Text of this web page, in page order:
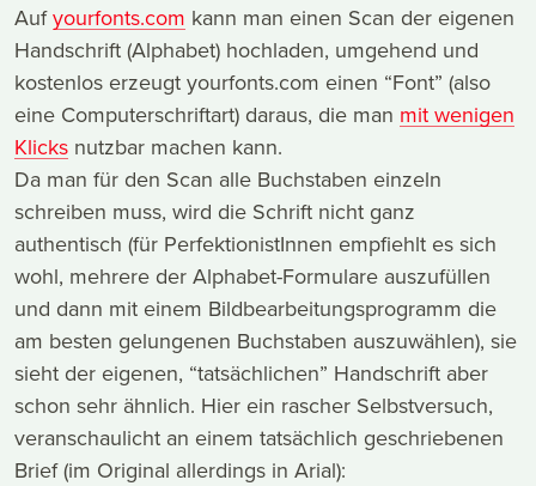
Aufyourfonts.com kann man einen Scan der eigenen
Handschrift (Alphabet) hochladen, umgehend und
kostenlos erzeugt yourfonts.com einen “Font” (also
eine Computerschriftart) daraus, die man mit wenigen
Klicks nutzbar machen kann.
Da man für den Scan alle Buchstaben einzeln
schreiben muss, wird die Schrift nicht ganz
authentisch (für PerfektionistInnen empfiehlt es sich
wohl, mehrere der Alphabet-Formulare auszufüllen
und dann mit einem Bildbearbeitungsprogramm die
am besten gelungenen Buchstaben auszuwählen), sie
sieht der eigenen, “tatsächlichen” Handschrift aber
schon sehr ähnlich. Hier ein rascher Selbstversuch,
veranschaulicht an einem tatsächlich geschriebenen
Brief (im Original allerdings in Arial):